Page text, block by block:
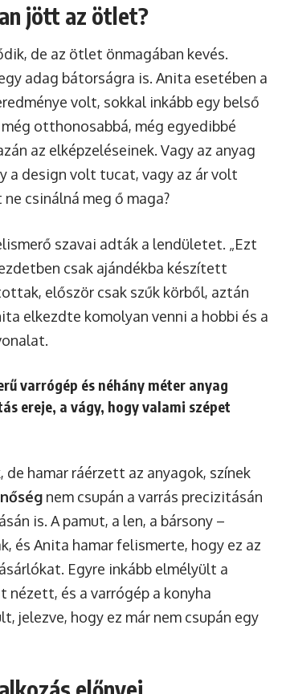
jött az ötlet?
de az ötlet önmagában kevés.
adag bátorságra is. Anita esetében a
volt, sokkal inkább egy belső
otthonosabbá, még egyedibbé
az elképzeléseinek. Vagy az anyag
a design volt tucat, vagy az ár volt
csinálná meg ő maga?
szavai adták a lendületet. „Ezt
csak ajándékba készített
először csak szűk körből, aztán
elkezdte komolyan venni a hobbi és a
varrógép és néhány méter anyag
ereje, a vágy, hogy valami szépet
hamar ráérzett az anyagok, színek
nem csupán a varrás precizitásán
is. A pamut, a len, a bársony –
és Anita hamar felismerte, hogy ez az
Egyre inkább elmélyült a
és a varrógép a konyha
jelezve, hogy ez már nem csupán egy